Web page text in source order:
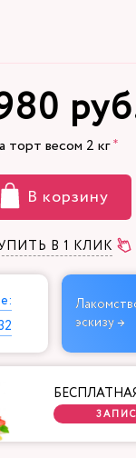
торт весом 2 кг
В корзину
В 1 КЛИК
эскизу →